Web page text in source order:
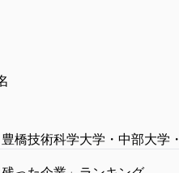
橋技術科学大学・中部大学